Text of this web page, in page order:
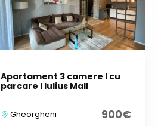
Apartament 3 camere I cu
parcare I Iulius Mall
Gheorgheni 900€